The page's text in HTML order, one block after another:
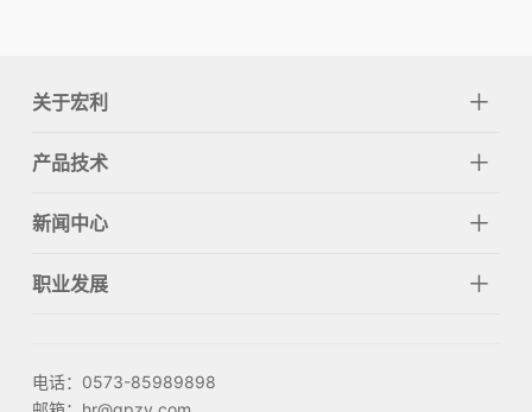
关于宏利
产品技术
新闻中心
职业发展
电话：0573-85989898